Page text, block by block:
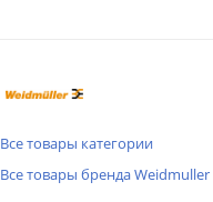
Все товары категории
Все товары бренда Weidmuller